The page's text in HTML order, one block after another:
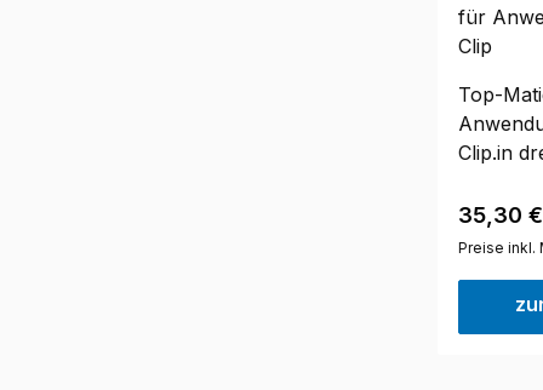
für
Clip
Top-
Clip.in
(Magnet
35,30 €
Preise inkl.